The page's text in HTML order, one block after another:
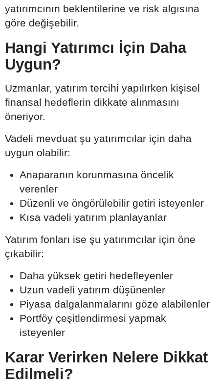
yatırımcının beklentilerine ve risk algısına
göre değişebilir.
Hangi Yatırımcı İçin Daha
Uygun?
Uzmanlar, yatırım tercihi yapılırken kişisel
finansal hedeflerin dikkate alınmasını
öneriyor.
Vadeli mevduat şu yatırımcılar için daha
uygun olabilir:
Anaparanın korunmasına öncelik
verenler
Düzenli ve öngörülebilir getiri isteyenler
Kısa vadeli yatırım planlayanlar
Yatırım fonları ise şu yatırımcılar için öne
çıkabilir:
Daha yüksek getiri hedefleyenler
Uzun vadeli yatırım düşünenler
Piyasa dalgalanmalarını göze alabilenler
Portföy çeşitlendirmesi yapmak
isteyenler
Karar Verirken Nelere Dikkat
Edilmeli?